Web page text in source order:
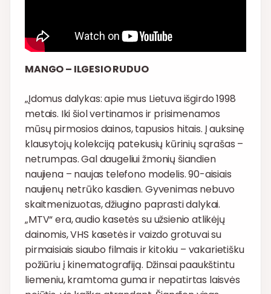
MANGO – ILGESIO RUDUO
„Įdomus dalykas: apie mus Lietuva išgirdo 1998
metais. Iki šiol vertinamos ir prisimenamos
mūsų pirmosios dainos, tapusios hitais. Į auksinę
klausytojų kolekciją patekusių kūrinių sąrašas –
netrumpas. Gal daugeliui žmonių šiandien
naujiena – naujas telefono modelis. 90-aisiais
naujienų netrūko kasdien. Gyvenimas nebuvo
skaitmenizuotas, džiugino paprasti dalykai.
„MTV“ era, audio kasetės su užsienio atlikėjų
dainomis, VHS kasetės ir vaizdo grotuvai su
pirmaisiais siaubo filmais ir kitokiu – vakarietišku
požiūriu į kinematografiją. Džinsai paaukštintu
liemeniu, kramtoma guma ir nepatirtas laisvės